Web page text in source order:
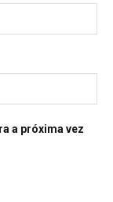
a próxima vez